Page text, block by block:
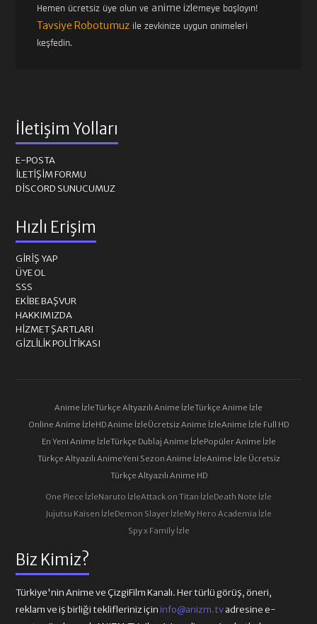
Hemen ücretsiz üye olun ve anime izlemeye başlayın!
Tavsiye Robotumuz ile zevkinize uygun animeleri
keşfedin.
Biz Kimiz?
Türkiye'nin Anime ve ÇizgiFilm Kanalı. Her türlü görüş, öneri,
reklam ve iş birliği teklifleriniz içininfo@anizm.tvadresine e-
İletişim Yolları
E-POSTA
İLETIŞIM FORMU
DISCORD SUNUCUMUZ
Hızlı Erişim
GIRIŞ YAP
ÜYE OL
SSS
EKIBE BAŞVUR
HAKKIMIZDA
HIZMET ŞARTLARI
GIZLILIK POLITIKASI
Anime İzleTürkçe Altyazılı Anime İzleTürkçe Anime İzle
Online Anime İzleHD Anime İzleÜcretsiz Anime İzleAnime İzle Full HD
En Yeni Anime İzleTürkçe Dublaj Anime İzlePopüler Anime İzle
Türkçe Altyazılı AnimeYeni Sezon Anime İzleAnime İzle Ücretsiz
Türkçe Altyazılı Anime HD
One Piece İzleNaruto İzleAttack on Titan İzleDeath Note İzle
Jujutsu Kaisen İzleDemon Slayer İzleMy Hero Academia İzle
Spy x Family İzle